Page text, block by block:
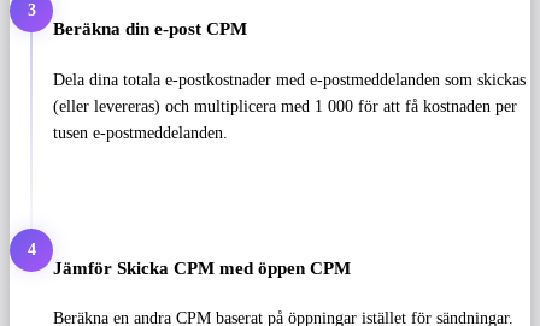
3
Beräkna din e-post CPM
Dela dina totala e-postkostnader med e-postmeddelanden som skickas
(eller levereras) och multiplicera med 1 000 för att få kostnaden per
tusen e-postmeddelanden.
4
Jämför Skicka CPM med öppen CPM
Beräkna en andra CPM baserat på öppningar istället för sändningar.